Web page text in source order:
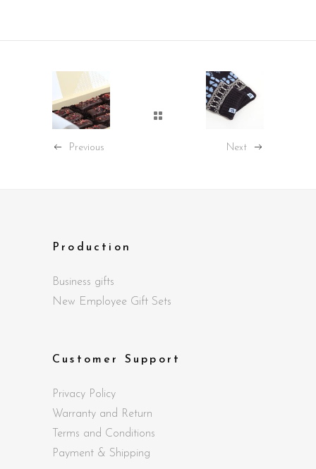
Previous Next
Production
Business gifts
New Employee Gift Sets
Customer Support
Privacy Policy
Warranty and Return
Terms and Conditions
Payment & Shipping